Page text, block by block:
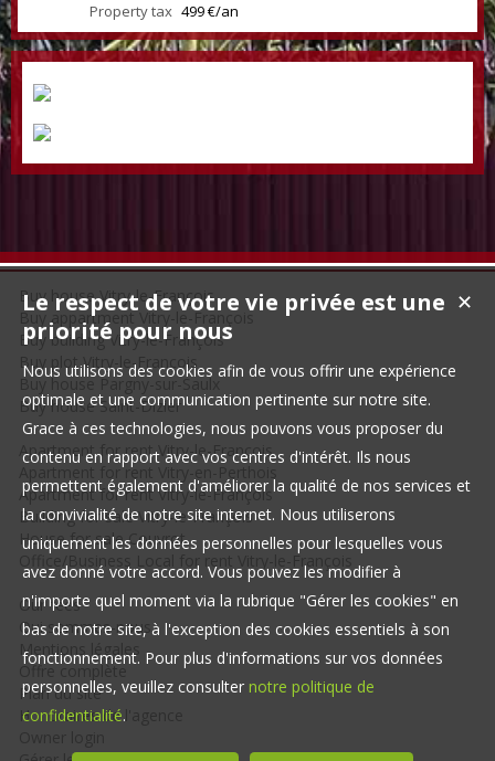
Property tax 499 €/an
Buy house Vitry-le-François
Buy appartment Vitry-le-François
Buy building Vitry-le-François
Buy plot Vitry-le-François
Buy house Pargny-sur-Saulx
Buy house Saint-Dizier
Apartment for rent Vitry-le-François
Apartment for rent Vitry-en-Perthois
Apartment for rent Vitry-le-François
Building for sale Vitry-le-François
House for sale Couvrot
Office/Business Local for rent Vitry-le-François
Our fees
Qui sommes-nous
Mentions légales
Offre complète
Plan du site
Honoraires de l'agence
✕
Le respect de votre vie privée est une
priorité pour nous
Nous utilisons des cookies afin de vous offrir une expérience
optimale et une communication pertinente sur notre site.
Grace à ces technologies, nous pouvons vous proposer du
contenu en rapport avec vos centres d'intérêt. Ils nous
permettent également d'améliorer la qualité de nos services et
la convivialité de notre site internet. Nous utiliserons
uniquement les données personnelles pour lesquelles vous
avez donné votre accord. Vous pouvez les modifier à
n'importe quel moment via la rubrique "Gérer les cookies" en
bas de notre site, à l'exception des cookies essentiels à son
fonctionnement. Pour plus d'informations sur vos données
personnelles, veuillez consulter notre politique de
confidentialité.